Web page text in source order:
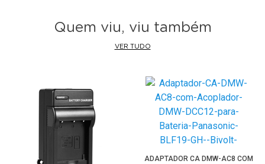
Quem viu, viu também
VER TUDO
ADAPTADOR CA DMW-AC8 COM